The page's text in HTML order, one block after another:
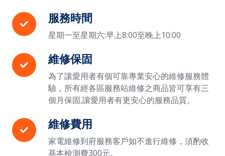
服務時間
星期一至星期六:早上8:00至晚上10:00
維修保固
為了讓愛用者有個可靠專業安心的維修服務體
驗，所有經各區服務站維修之商品皆可享有三
個月保固,讓愛用者有更安心的服務品質。
維修費用
家電維修到府服務客戶如不進行維修，須酌收
基本檢測費300元。